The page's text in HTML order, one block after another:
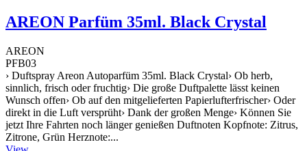
AREON Parfüm 35ml. Black Crystal
AREON
PFB03
› Duftspray Areon Autoparfüm 35ml. Black Crystal› Ob herb,
sinnlich, frisch oder fruchtig› Die große Duftpalette lässt keinen
Wunsch offen› Ob auf den mitgelieferten Papierlufterfrischer› Oder
direkt in die Luft versprüht› Dank der großen Menge› Können Sie
jetzt Ihre Fahrten noch länger genießen Duftnoten Kopfnote: Zitrus,
Zitrone, Grün Herznote:...